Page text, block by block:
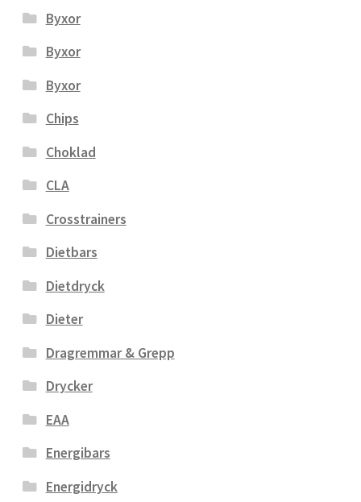
Byxor
Byxor
Byxor
Chips
Choklad
CLA
Crosstrainers
Dietbars
Dietdryck
Dieter
Dragremmar & Grepp
Drycker
EAA
Energibars
Energidryck